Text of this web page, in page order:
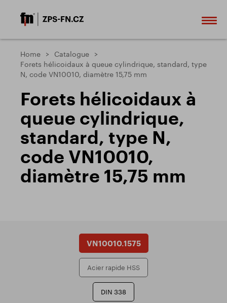
Home
Catalogue
Forets hélicoidaux à queue cylindrique, standard, type
N, code VN10010, diamètre 15,75 mm
Forets hélicoidaux à
queue cylindrique,
standard, type N,
code VN10010,
diamètre 15,75 mm
VN10010.1575
Acier rapide HSS
DIN 338